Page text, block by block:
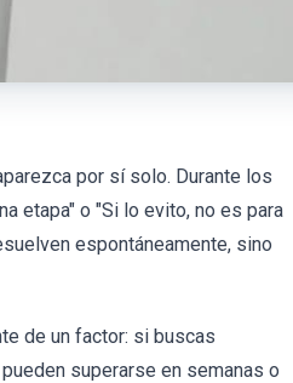
por sí solo. Durante los
etapa" o "Si lo evito, no es para
espontáneamente, sino
de un factor: si buscas
superarse en semanas o